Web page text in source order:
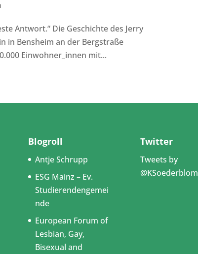
Antwort.“ Die Geschichte des Jerry
in Bensheim an der Bergstraße
Einwohner_innen mit...
Blogroll
Antje Schrupp
ESG Mainz – Ev.
Studierendengemei
nde
European Forum of
Lesbian, Gay,
Bisexual and
Twitter
Tweets by
@KSoederblom